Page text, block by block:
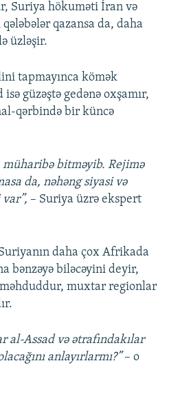
Suriya hökuməti İran və
qazansa da, daha
üzləşir.
tapmayınca kömək
güzəştə gedənə oxşamır,
qərbində bir küncə
müharibə bitməyib. Rejimə
da, nəhəng siyasi və
– Suriya üzrə ekspert
daha çox Afrikada
bənzəyə biləcəyini deyir,
muxtar regionlar
al-Assad və ətrafındakılar
anlayırlarmı?”– o